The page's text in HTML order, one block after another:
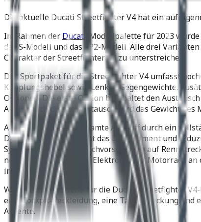
Die aktuelle Ducati Streetfighter V4 hat ein
Im Rahmen der Ducati
-Modellpalette für 2023
das S-Modell und das SP2-Modell. Alle drei
Charakter der Streetfighter V4 zu unterstreichen.
Das Sportpaket für die Streetfighter V4 umfasst
Kupplungshebel sowie Lenker-Gegengewichte.
Optionen. Die erste Option beinhaltet den
Allein durch diesen Austausch wird das Gewicht des
Alternativ kann der gesamte Auspuff durch ein
Drehzahlbereich, erhöht das Drehmoment und
System auch die Geräuschvorschriften auf
neues Mapping, um die Elektronik des Motorrads
im Paket enthalten.
Weitere Zubehörteile für die Ducati Streetfighter
eine Cockpit-Verkleidung, eine Tankabdeckung
Akzente.